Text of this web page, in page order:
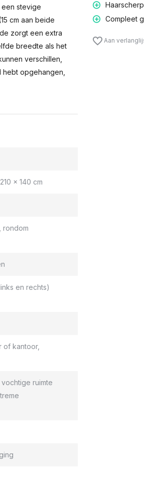
stevige
cm aan beide
zorgt een extra
breedte als het
verschillen,
opgehangen,
x 140 cm
rondom
en rechts)
of kantoor,
ruimte
Compleet
Aan